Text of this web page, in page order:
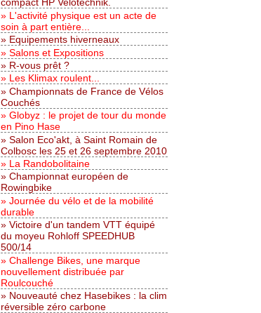
compact HP Velotechnik.
L'activité physique est un acte de
soin à part entière...
Equipements hiverneaux
Salons et Expositions
R-vous prêt ?
Les Klimax roulent...
Championnats de France de Vélos
Couchés
Globyz : le projet de tour du monde
en Pino Hase
Salon Eco'akt, à Saint Romain de
Colbosc les 25 et 26 septembre 2010
La Randobolitaine
Championnat européen de
Rowingbike
Journée du vélo et de la mobilité
durable
Victoire d'un tandem VTT équipé
du moyeu Rohloff SPEEDHUB
500/14
Challenge Bikes, une marque
nouvellement distribuée par
Roulcouché
Nouveauté chez Hasebikes : la clim
réversible zéro carbone